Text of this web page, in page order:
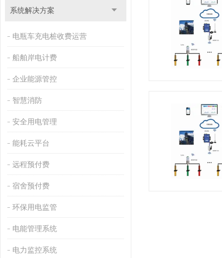
系统解决方案
电瓶车充电桩收费运营
船舶岸电计费
企业能源管控
智慧消防
安全用电管理
能耗云平台
远程预付费
宿舍预付费
环保用电监管
电能管理系统
电力监控系统